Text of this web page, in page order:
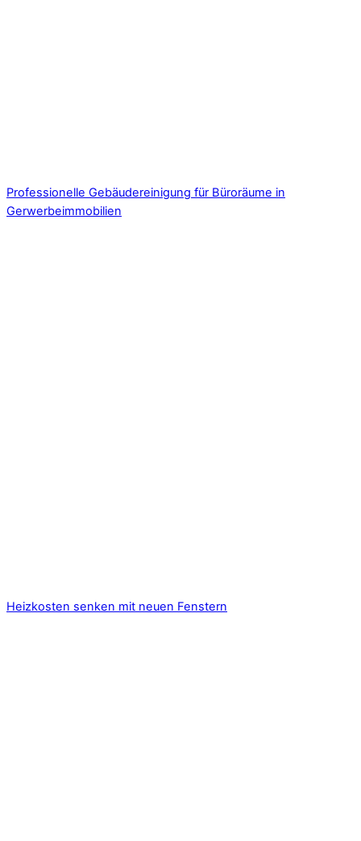
Professionelle Gebäudereinigung für Büroräume in
Gerwerbeimmobilien
Heizkosten senken mit neuen Fenstern